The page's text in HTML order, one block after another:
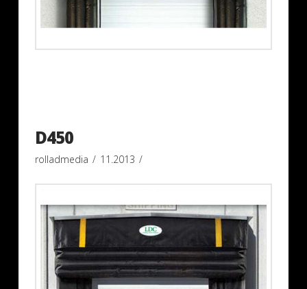
D450
rolladmedia 11.2013